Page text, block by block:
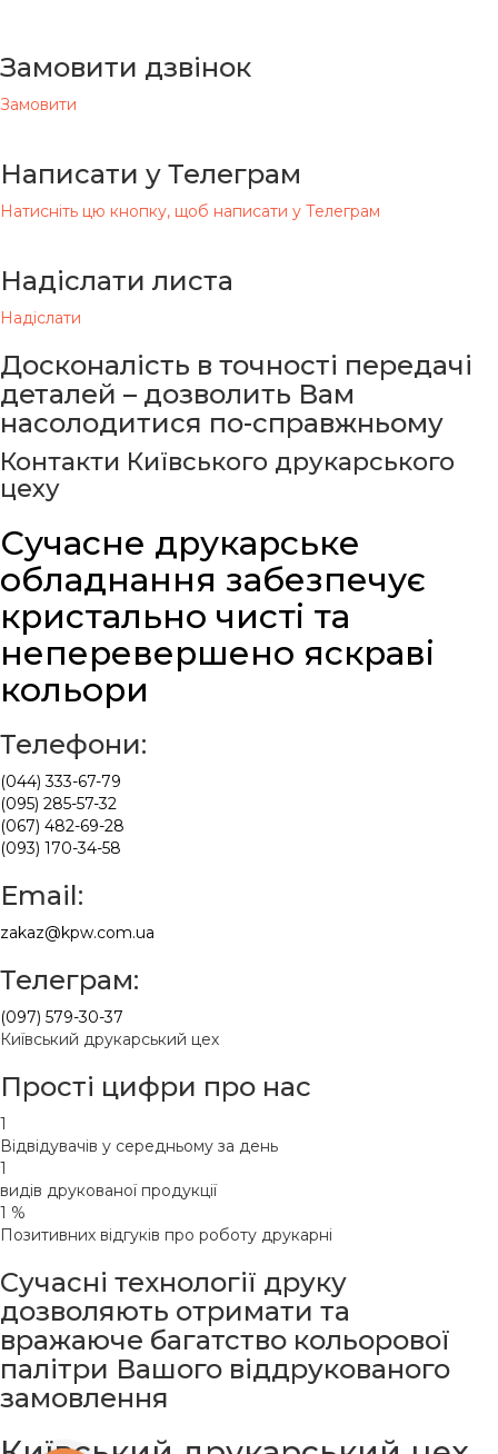
Замовити дзвінок
Замовити
Написати у Телеграм
Натисніть цю кнопку, щоб написати у Телеграм
Надіслати листа
Надіслати
Досконалість в точності передачі
деталей – дозволить Вам
насолодитися по-справжньому
Контакти Київського друкарського
цеху
Сучасне друкарське
обладнання забезпечує
кристально чисті та
неперевершено яскраві
кольори
Телефони:
(044) 333-67-79
(095) 285-57-32
(067) 482-69-28
(093) 170-34-58
Email:
zakaz@kpw.com.ua
Телеграм:
(097) 579-30-37
Київський друкарський цех
Прості цифри про нас
1
Відвідувачів у середньому за день
1
видів друкованої продукції
1 %
Позитивних відгуків про роботу друкарні
Сучасні технології друку
дозволяють отримати та
вражаюче багатство кольорової
палітри Вашого віддрукованого
замовлення